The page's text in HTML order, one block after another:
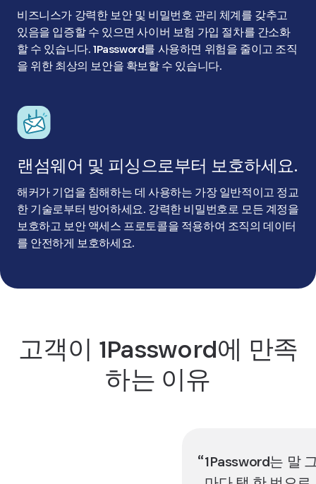
비즈니스가 강력한 보안 및 비밀번호 관리 체계를 갖추고
있음을 입증할 수 있으면 사이버 보험 가입 절차를 간소화
할 수 있습니다. 1Password를 사용하면 위험을 줄이고 조직
을 위한 최상의 보안을 확보할 수 있습니다.
랜섬웨어 및 피싱으로부터 보호하세요.
해커가 기업을 침해하는 데 사용하는 가장 일반적이고 정교
한 기술로부터 방어하세요. 강력한 비밀번호로 모든 계정을
보호하고 보안 액세스 프로토콜을 적용하여 조직의 데이터
를 안전하게 보호하세요.
고객이 1Password에 만족
하는 이유
1Password는 말